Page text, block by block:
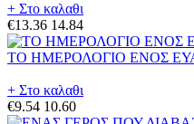
+ Στο καλαθι
€13.36 14.84
ΤΟ ΗΜΕΡΟΛΟΓΙΟ ΕΝΟΣ
+ Στο καλαθι
€9.54 10.60